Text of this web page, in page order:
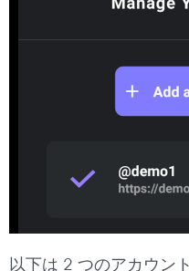
以下は 2 つのアカウン